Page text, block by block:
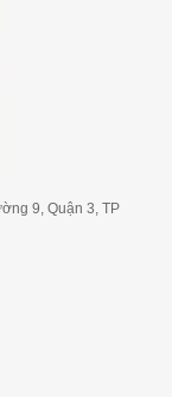
9, Quận 3, TP